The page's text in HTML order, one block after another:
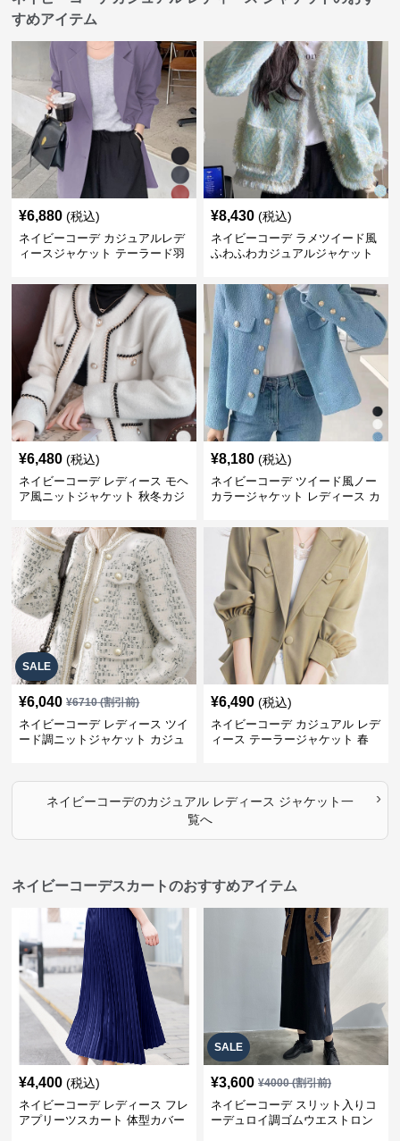
すめアイテム
¥6,880 (税込)
ネイビーコーデ カジュアルレデ
ィースジャケット テーラード羽
¥8,430 (税込)
ネイビーコーデ ラメツイード風
ふわふわカジュアルジャケット
¥6,480 (税込)
ネイビーコーデ レディース モヘ
ア風ニットジャケット 秋冬カジ
¥8,180 (税込)
ネイビーコーデ ツイード風ノー
カラージャケット レディース カ
SALE
¥6,040 ¥6710(割引前)
ネイビーコーデ レディース ツイ
ード調ニットジャケット カジュ
¥6,490 (税込)
ネイビーコーデ カジュアル レデ
ィース テーラージャケット 春
ネイビーコーデのカジュアル レディース ジャケット一
覧へ
›
ネイビーコーデスカートのおすすめアイテム
¥4,400 (税込)
ネイビーコーデ レディース フレ
アプリーツスカート 体型カバー
SALE
¥3,600 ¥4000(割引前)
ネイビーコーデ スリット入りコ
ーデュロイ調ゴムウエストロン